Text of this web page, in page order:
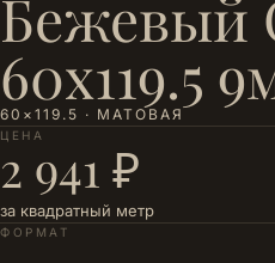
Бежевый
60x119.5
60×119.5 · МАТОВАЯ
ЦЕНА
2 941 ₽
за квадратный метр
ФОРМАТ